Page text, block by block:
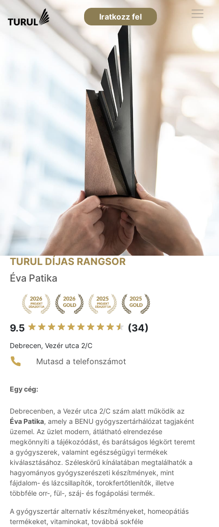
Iratkozz fel
TURUL DÍJAS RANGSOR
Éva Patika
9.5 (34)
Debrecen, Vezér utca 2/C
Mutasd a telefonszámot
Egy cég:
Debrecenben, a Vezér utca 2/C szám alatt működik az
Éva Patika, amely a BENU gyógyszertárhálózat tagjaként
üzemel. Az üzlet modern, átlátható elrendezése
megkönnyíti a tájékozódást, és barátságos légkört teremt
a gyógyszerek, valamint egészségügyi termékek
kiválasztásához. Széleskörű kínálatában megtalálhatók a
hagyományos gyógyszerészeti készítmények, mint
fájdalom- és lázcsillapítók, torokfertőtlenítők, illetve
többféle orr-, fül-, száj- és fogápolási termék.
A gyógyszertár alternatív készítményeket, homeopátiás
termékeket, vitaminokat, továbbá sokféle